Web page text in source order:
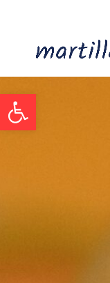
Ouvrir la barre d’outils